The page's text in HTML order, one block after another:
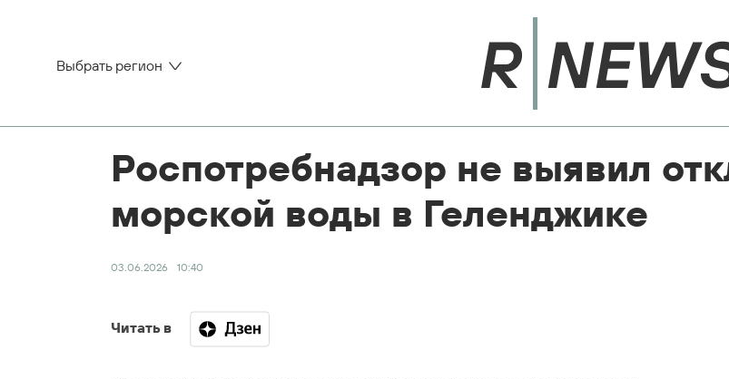
Выбрать регион
Роспотребнадзор не выявил
морской воды в Геленджике
03.06.2026 10:40
Читать в